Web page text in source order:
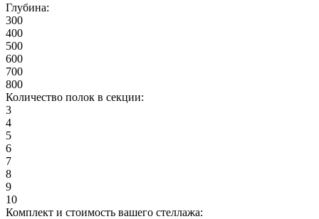
Глубина:
300
400
500
600
700
800
Количество полок в секции:
3
4
5
6
7
8
9
10
Комплект и стоимость вашего стеллажа: